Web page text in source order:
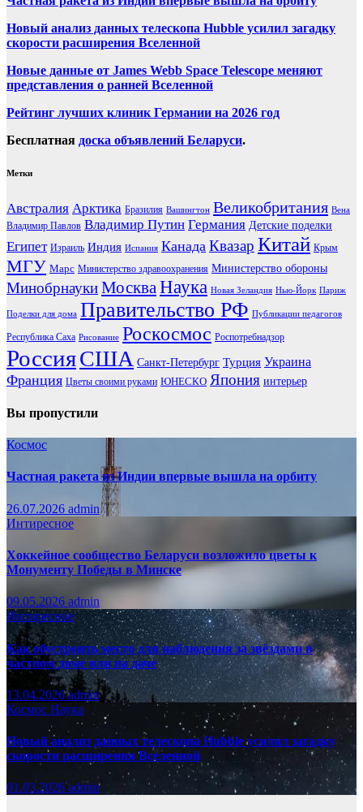
Новый анализ данных телескопа Hubble усилил загадку
скорости расширения Вселенной
Новые данные от James Webb Space Telescope меняют
представления о ранней Вселенной
Рейтинг лучших клиник Германии на 2026 год
Бесплатная доска объявлений Беларуси.
Метки
Австралия Арктика Бразилия Вашингтон Великобритания Вена
Владимир Павлов Владимир Путин Германия Детские поделки
Египет Израиль Индия Испания Канада Квазар Китай Крым
МГУ Марс Министерство здравоохранения Министерство обороны
МинобрнаукиМосква Наука Новая Зеландия Нью-Йорк Париж
Поделки для дома Правительство РФ Публикации педагогов
Республика Саха Рисование Роскосмос Роспотребнадзор
РоссияСША Санкт-Петербург Турция Украина
Франция Цветы своими руками ЮНЕСКО Япония интерьер
Вы пропустили
Космос
Частная ракета из Индии впервые вышла на орбиту
26.07.2026 admin
Интиресное
Хоккейное сообщество Беларуси возложило цветы к
Монументу Победы в Минске
09.05.2026 admin
Интиресное
Как обустроить место для наблюдения за звёздами в
частном доме или на даче
13.04.2026admin
Космос Наука
Новый анализ данных телескопа Hubble усилил загадку
скорости расширения Вселенной
01.03.2026admin